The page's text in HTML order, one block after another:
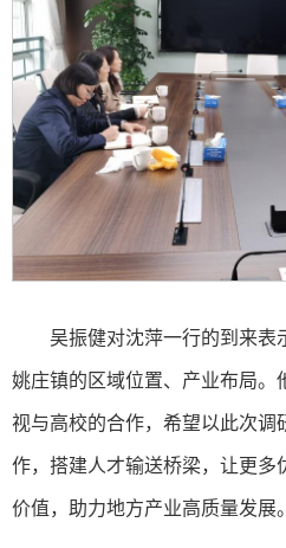
吴振健对沈萍一行的到来表
姚庄镇的区域位置、产业布局。
视与高校的合作，希望以此次调
作，搭建人才输送桥梁，让更多
价值，助力地方产业高质量发展。